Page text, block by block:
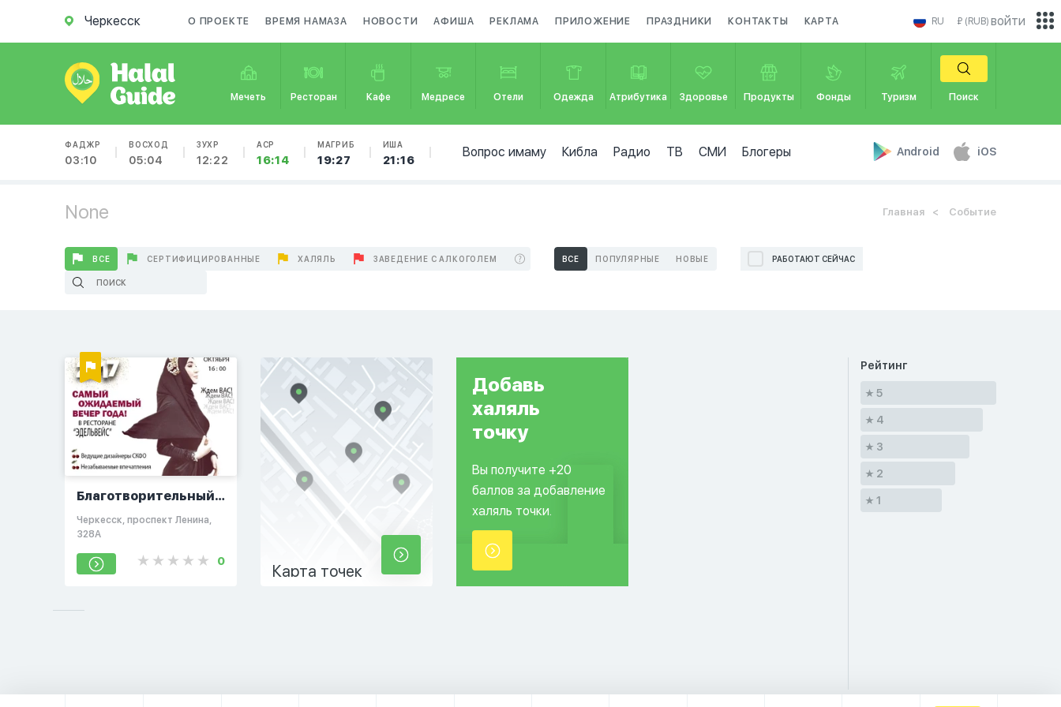
Черкесск О ПРОЕКТЕ ВРЕМЯ НАМАЗА НОВОСТИ АФИША РЕКЛАМА ПРИЛОЖЕНИЕ ПРАЗДНИКИ КОНТАКТЫ КАРТА RU ₽ (RUB)
Мечеть Ресторан Кафе Медресе Отели Одежда Атрибутика Здоровье Продукты Фонды Туризм Поиск
ФАДЖР
03:10
ВОСХОД
05:04
ЗУХР
12:22
АСР
16:14
МАГРИБ
19:27
ИША
21:16
Вопрос имаму Кибла Радио ТВ СМИ Блогеры Android iOS
войти
None Главная Событие
ВСЕ СЕРТИФИЦИРОВАННЫЕ ХАЛЯЛЬ ЗАВЕДЕНИЕ С АЛКОГОЛЕМ ВСЕ ПОПУЛЯРНЫЕ НОВЫЕ РАБОТАЮТ СЕЙЧАС
Благотворительный
показ 2017-2018
fashion day
Черкесск, проспект Ленина,
328А
0
Карта точек
Добавь
халяль
точку
Вы получите +20
баллов за добавление
халяль точки.
Рейтинг
5
4
3
2
1